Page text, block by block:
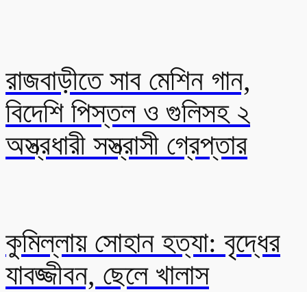
রাজবাড়ীতে সাব মেশিন গান,
বিদেশি পিস্তল ও গুলিসহ ২
অস্ত্রধারী সস্ত্রাসী গ্রেপ্তার
কুমিল্লায় সোহান হত্যা: বৃদ্ধের
যাবজ্জীবন, ছেলে খালাস